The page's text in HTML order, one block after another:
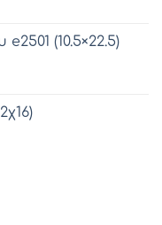
(10.5×22.5)